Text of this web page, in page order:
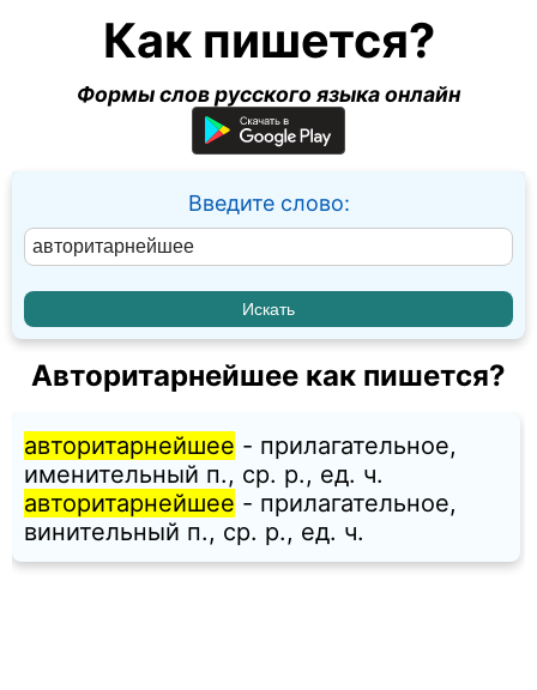
Как пишется?
Формы слов русского языка онлайн
Введите слово:
Авторитарнейшее как пишется?
авторитарнейшее - прилагательное,
именительный п., ср. p., ед. ч.
авторитарнейшее - прилагательное,
винительный п., ср. p., ед. ч.